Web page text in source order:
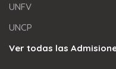
UNFV
UNCP
Ver todas las